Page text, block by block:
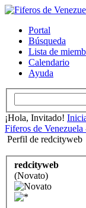
Portal
Búsqueda
Lista de
Calendario
Ayuda
¡Hola, Invitado!
Fiferos de
Perfil de redcityweb
redcityweb
(Novato)